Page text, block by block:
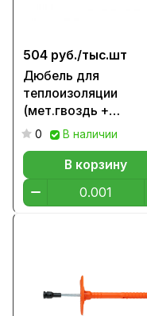
504 руб./тыс.шт
Дюбель для
теплоизоляции
(мет.гвоздь +
заглушки), 160мм
0 В наличии
В корзину